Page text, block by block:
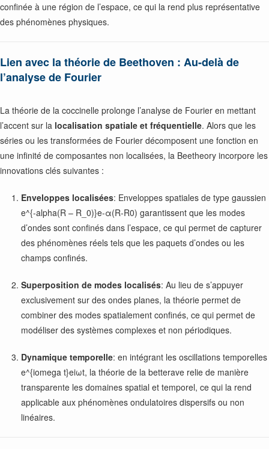
confinée à une région de l’espace, ce qui la rend plus représentative
des phénomènes physiques.
Lien avec la théorie de Beethoven : Au-delà de
l’analyse de Fourier
La théorie de la coccinelle prolonge l’analyse de Fourier en mettant
l’accent sur la localisation spatiale et fréquentielle. Alors que les
séries ou les transformées de Fourier décomposent une fonction en
une infinité de composantes non localisées, la Beetheory incorpore les
innovations clés suivantes :
Enveloppes localisées: Enveloppes spatiales de type gaussien
e^{-alpha(R – R_0)}e-α(R-R0) garantissent que les modes
d’ondes sont confinés dans l’espace, ce qui permet de capturer
des phénomènes réels tels que les paquets d’ondes ou les
champs confinés.
Superposition de modes localisés: Au lieu de s’appuyer
exclusivement sur des ondes planes, la théorie permet de
combiner des modes spatialement confinés, ce qui permet de
modéliser des systèmes complexes et non périodiques.
Dynamique temporelle: en intégrant les oscillations temporelles
e^{iomega t}eiωt, la théorie de la betterave relie de manière
transparente les domaines spatial et temporel, ce qui la rend
applicable aux phénomènes ondulatoires dispersifs ou non
linéaires.